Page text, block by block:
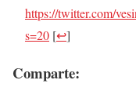
https://twitter.com/
s=20 [↩]
Comparte: